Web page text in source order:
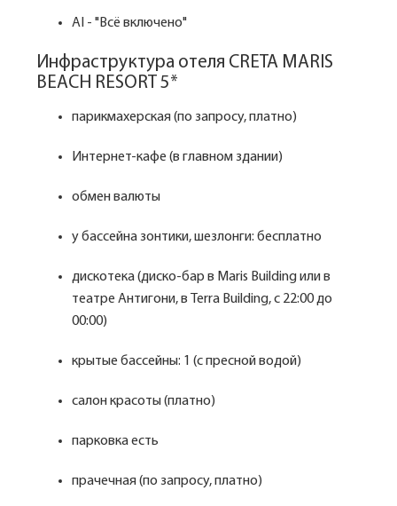
AI - "Всё включено"
Инфраструктура отеля CRETA MARIS
BEACH RESORT 5*
парикмахерская (по запросу, платно)
Интернет-кафе (в главном здании)
обмен валюты
у бассейна зонтики, шезлонги: бесплатно
дискотека (диско-бар в Maris Building или в
театре Антигони, в Terra Building, с 22:00 до
00:00)
крытые бассейны: 1 (с пресной водой)
салон красоты (платно)
парковка есть
прачечная (по запросу, платно)